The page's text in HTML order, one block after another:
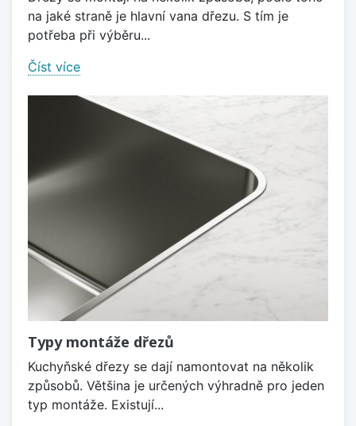
na jaké straně je hlavní vana dřezu. S tím je
potřeba při výběru...
Číst více
Typy montáže dřezů
Kuchyňské dřezy se dají namontovat na několik
způsobů. Většina je určených výhradně pro jeden
typ montáže. Existují...